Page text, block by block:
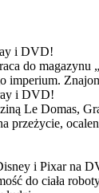
i DVD!
do magazynu
imperium.
i DVD!
Le Domas,
przeżycie,
i Pixar na
do ciała